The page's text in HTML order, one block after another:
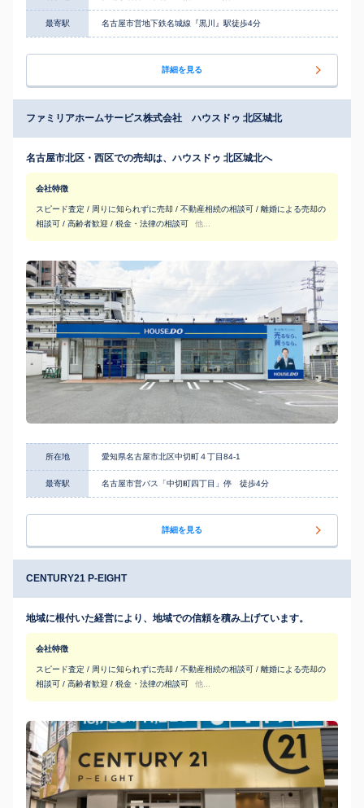
最寄駅 名古屋市営地下鉄名城線『黒川』駅徒歩4分
詳細を見る
ファミリアホームサービス株式会社 ハウスドゥ 北区城北
名古屋市北区・西区での売却は、ハウスドゥ 北区城北へ
会社特徴
スピード査定 / 周りに知られずに売却 / 不動産相続の相談可 / 離婚による売却の
相談可 / 高齢者歓迎 / 税金・法律の相談可
他...
所在地 愛知県名古屋市北区中切町４丁目84-1
最寄駅 名古屋市営バス「中切町四丁目」停 徒歩4分
詳細を見る
CENTURY21 P-EIGHT
地域に根付いた経営により、地域での信頼を積み上げています。
会社特徴
スピード査定 / 周りに知られずに売却 / 不動産相続の相談可 / 離婚による売却の
相談可 / 高齢者歓迎 / 税金・法律の相談可
他...